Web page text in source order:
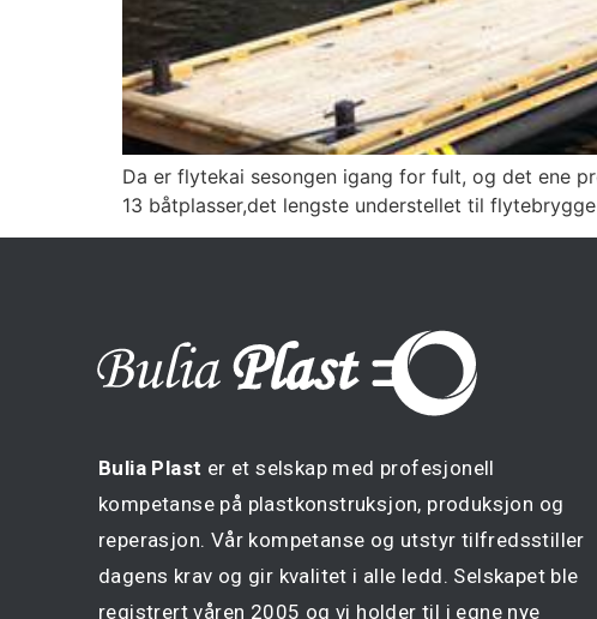
Da er flytekai sesongen igang for fult, og det ene
13 båtplasser,det lengste understellet til
Bulia Plast er et selskap med profesjonell
kompetanse på plastkonstruksjon, produksjon og
reperasjon. Vår kompetanse og utstyr tilfredsstiller
dagens krav og gir kvalitet i alle ledd. Selskapet ble
registrert våren 2005 og vi holder til i egne nye